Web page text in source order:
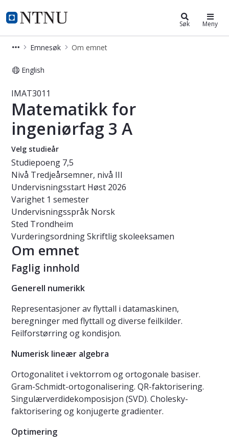
NTNU Hjemmeside
Studier Søk Meny
Emnesøk Om emnet
English
Emne - Matematikk for ingeniørfag
IMAT3011
Matematikk for
ingeniørfag 3 A
Velg studieår
Studiepoeng 7,5
Nivå Tredjeårsemner, nivå III
Undervisningsstart Høst 2026
Varighet 1 semester
Undervisningsspråk Norsk
Sted Trondheim
VurderingsordningSkriftlig skoleeksamen
Om emnet
Faglig innhold
Generell numerikk
Representasjoner av flyttall i datamaskinen,
beregninger med flyttall og diverse feilkilder.
Feilforstørring og kondisjon.
Numerisk lineær algebra
Ortogonalitet i vektorrom og ortogonale basiser.
Gram-Schmidt-ortogonalisering. QR-faktorisering.
Singulærverdidekomposisjon (SVD). Cholesky-
faktorisering og konjugerte gradienter.
Optimering